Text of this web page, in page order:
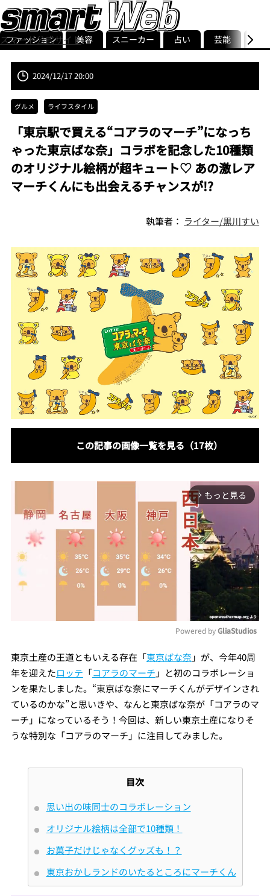
スマート公式サイト
smart最新号
記事一覧ランキング
ストリ
ファッション 美容 スニーカー 占い 芸能 グル
2024/12/17 20:00
グルメ ライフスタイル
「東京駅で買える“コアラのマーチ”になっち
ゃった東京ばな奈」コラボを記念した10種類
のオリジナル絵柄が超キュート♡ あの激レア
マーチくんにも出会えるチャンスが!?
執筆者： ライター/黒川すい
この記事の画像一覧を見る（17枚）
arrow_forward_ios もっと見る
Mute
Powered by GliaStudios
東京土産の王道ともいえる存在「東京ばな奈」が、今年40周
年を迎えたロッテ 「コアラのマーチ 」と初のコラボレーショ
ンを果たしました。“東京ばな奈にマーチくんがデザインされ
ているのかな”と思いきや、なんと東京ばな奈が「コアラのマ
ーチ」になっているそう！今回は、新しい東京土産になりそ
うな特別な「コアラのマーチ」に注目してみました。
目次
思い出の味同士のコラボレーション
オリジナル絵柄は全部で10種類！
お菓子だけじゃなくグッズも！？
東京おかしランドのいたるところにマーチくん